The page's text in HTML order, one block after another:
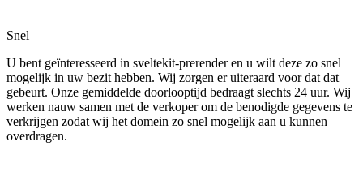
Snel
U bent geïnteresseerd in sveltekit-prerender en u wilt deze zo snel
mogelijk in uw bezit hebben. Wij zorgen er uiteraard voor dat dat
gebeurt. Onze gemiddelde doorlooptijd bedraagt slechts 24 uur. Wij
werken nauw samen met de verkoper om de benodigde gegevens te
verkrijgen zodat wij het domein zo snel mogelijk aan u kunnen
overdragen.